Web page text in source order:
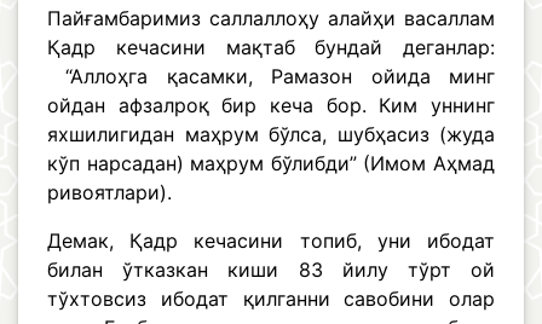
Пайғамбаримиз саллаллоҳу алайҳи васаллам
Қадр кечасини мақтаб бундай деганлар:
“Аллоҳга қасамки, Рамазон ойида минг
ойдан афзалроқ бир кеча бор. Ким уннинг
яхшилигидан маҳрум бўлса, шубҳасиз (жуда
кўп нарсадан) маҳрум бўлибди” (Имом Аҳмад
ривоятлари).
Демак, Қадр кечасини топиб, уни ибодат
билан ўтказкан киши 83 йилу тўрт ой
тўхтовсиз ибодат қилганни савобини олар